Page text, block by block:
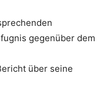
gegenüber dem
über seine